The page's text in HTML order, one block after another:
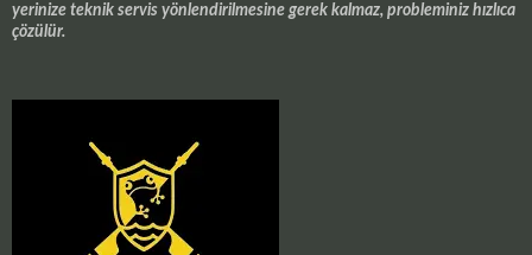
yerinize teknik servis yönlendirilmesine gerek kalmaz, probleminiz hızlıca
çözülür.